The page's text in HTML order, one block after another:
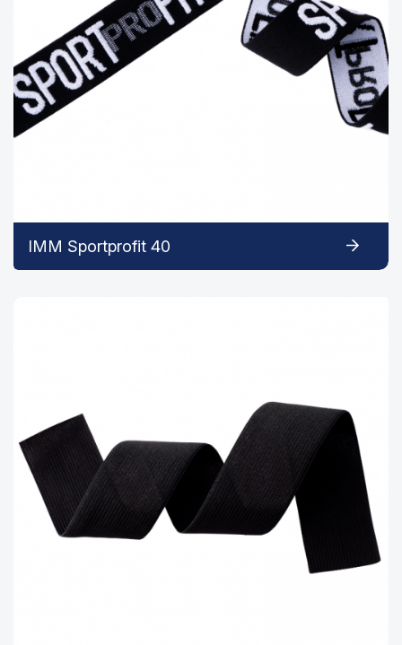
IMM Sportprofit 40